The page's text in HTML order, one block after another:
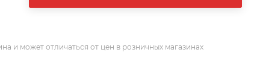
и может отличаться от цен в розничных магазинах